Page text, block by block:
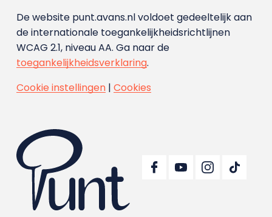
De website punt.avans.nl voldoet gedeeltelijk aan
de internationale toegankelijkheidsrichtlijnen
WCAG 2.1, niveau AA. Ga naar de
toegankelijkheidsverklaring.
Cookie instellingen| Cookies